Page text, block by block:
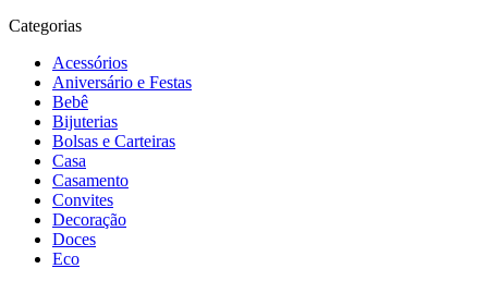
Categorias
Acessórios
Aniversário e Festas
Bebê
Bijuterias
Bolsas e Carteiras
Casa
Casamento
Convites
Decoração
Doces
Eco